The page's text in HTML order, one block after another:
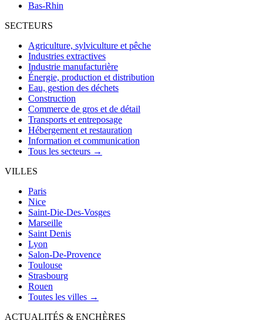
Bas-Rhin
SECTEURS
Agriculture, sylviculture et pêche
Industries extractives
Industrie manufacturière
Énergie, production et distribution
Eau, gestion des déchets
Construction
Commerce de gros et de détail
Transports et entreposage
Hébergement et restauration
Information et communication
Tous les secteurs →
VILLES
Paris
Nice
Saint-Die-Des-Vosges
Marseille
Saint Denis
Lyon
Salon-De-Provence
Toulouse
Strasbourg
Rouen
Toutes les villes →
ACTUALITÉS & ENCHÈRES